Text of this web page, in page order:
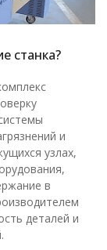
станка?
и
узлах,
в
деталей и